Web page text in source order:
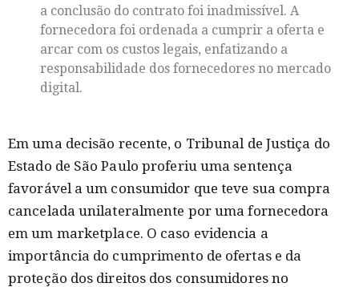
a conclusão do contrato foi inadmissível. A
fornecedora foi ordenada a cumprir a oferta e
arcar com os custos legais, enfatizando a
responsabilidade dos fornecedores no mercado
digital.
Em uma decisão recente, o Tribunal de Justiça do
Estado de São Paulo proferiu uma sentença
favorável a um consumidor que teve sua compra
cancelada unilateralmente por uma fornecedora
em um marketplace. O caso evidencia a
importância do cumprimento de ofertas e da
proteção dos direitos dos consumidores no